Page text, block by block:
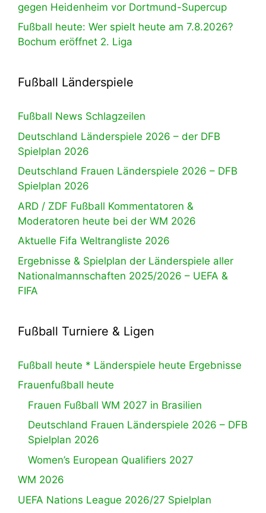
gegen Heidenheim vor Dortmund-Supercup
Fußball heute: Wer spielt heute am 7.8.2026?
Bochum eröffnet 2. Liga
Fußball Länderspiele
Fußball News Schlagzeilen
Deutschland Länderspiele 2026 – der DFB
Spielplan 2026
Deutschland Frauen Länderspiele 2026 – DFB
Spielplan 2026
ARD / ZDF Fußball Kommentatoren &
Moderatoren heute bei der WM 2026
Aktuelle Fifa Weltrangliste 2026
Ergebnisse & Spielplan der Länderspiele aller
Nationalmannschaften 2025/2026 – UEFA &
FIFA
Fußball Turniere & Ligen
Fußball heute * Länderspiele heute Ergebnisse
Frauenfußball heute
Frauen Fußball WM 2027 in Brasilien
Deutschland Frauen Länderspiele 2026 – DFB
Spielplan 2026
Women’s European Qualifiers 2027
WM 2026
UEFA Nations League 2026/27 Spielplan